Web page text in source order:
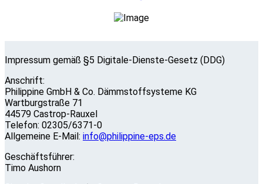
Impressum gemäß §5 Digitale-Dienste-Gesetz (DDG)
Anschrift:
Philippine GmbH & Co. Dämmstoffsysteme KG
Wartburgstraße 71
44579 Castrop-Rauxel
Telefon: 02305/6371-0
Allgemeine E-Mail: info@philippine-eps.de
Geschäftsführer:
Timo Aushorn